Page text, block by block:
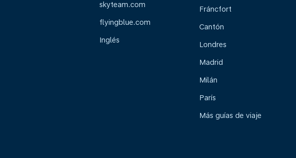
skyteam.com
flyingblue.com
Inglés
Fráncfort
Cantón
Londres
Madrid
Milán
París
Más guías de viaje